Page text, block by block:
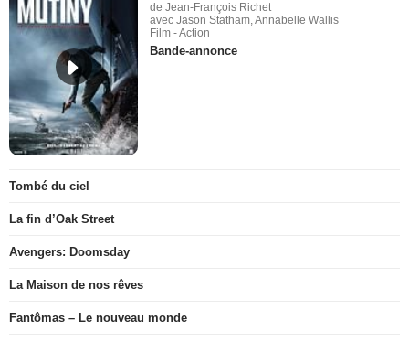
de Jean-François Richet
avec Jason Statham, Annabelle Wallis
Film - Action
Bande-annonce
Tombé du ciel
La fin d’Oak Street
Avengers: Doomsday
La Maison de nos rêves
Fantômas – Le nouveau monde